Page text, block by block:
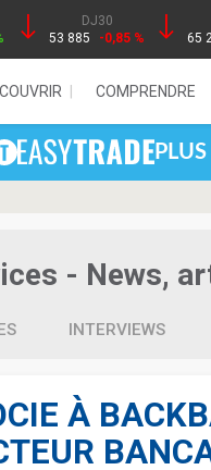
DJ30
53 885
-0,85 %
65
COMPRENDRE
- News,
INTERVIEWS
À